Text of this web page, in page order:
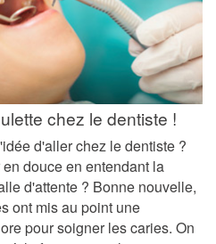
chez le dentiste !
d'aller chez le dentiste ?
douce en entendant la
d'attente ? Bonne nouvelle,
ont mis au point une
pour soigner les caries. On